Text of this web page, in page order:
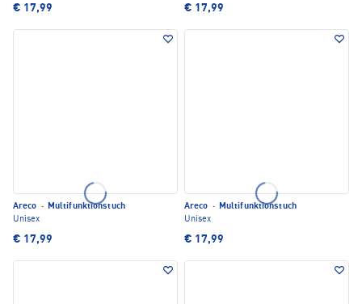
€ 17,99 € 17,99
Areco · Multifunktionstuch
Unisex
€ 17,99
Areco · Multifunktionstuch
Unisex
€ 17,99